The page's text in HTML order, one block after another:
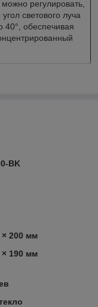
регулировать,
светового луча
40°, обеспечивая
BK
× 200 мм
× 190 мм